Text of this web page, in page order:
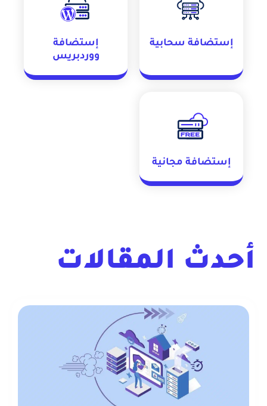
إستضافة سحابية
إستضافة
ووردبريس
إستضافة مجانية
أحدث المقالات